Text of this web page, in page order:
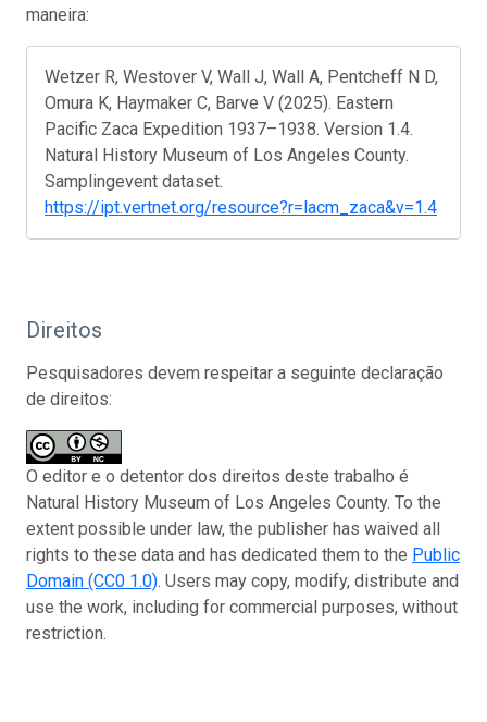
maneira:
Wetzer R, Westover V, Wall J, Wall A, Pentcheff N D,
Omura K, Haymaker C, Barve V (2025). Eastern
Pacific Zaca Expedition 1937–1938. Version 1.4.
Natural History Museum of Los Angeles County.
Samplingevent dataset.
https://ipt.vertnet.org/resource?r=lacm_zaca&v=1.4
Direitos
Pesquisadores devem respeitar a seguinte declaração
de direitos:
O editor e o detentor dos direitos deste trabalho é
Natural History Museum of Los Angeles County. To the
extent possible under law, the publisher has waived all
rights to these data and has dedicated them to the Public
Domain (CC0 1.0). Users may copy, modify, distribute and
use the work, including for commercial purposes, without
restriction.